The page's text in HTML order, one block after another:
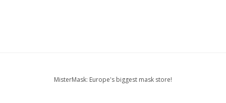
MisterMask: Europe's biggest mask store!